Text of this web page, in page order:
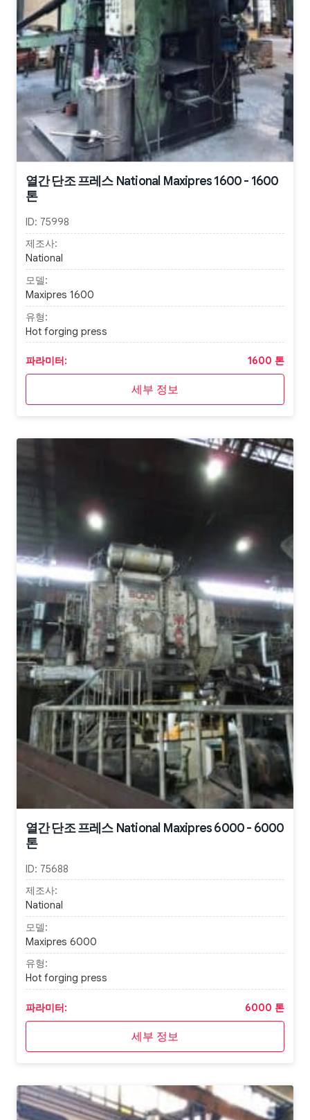
열간 단조 프레스 National Maxipres 1600 - 1600
톤
ID: 75998
제조사:
National
모델:
Maxipres 1600
유형:
Hot forging press
파라미터: 1600 톤
세부 정보
열간 단조 프레스 National Maxipres 6000 - 6000
톤
ID: 75688
제조사:
National
모델:
Maxipres 6000
유형:
Hot forging press
파라미터: 6000 톤
세부 정보